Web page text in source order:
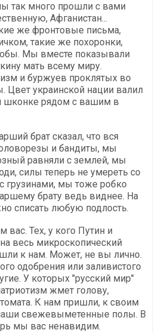
так много прошли с вами
Афганистан...
же фронтовые письма,
такие же похоронки,
Мы вместе показывали
мать всему миру.
и буржуев проклятых во
Цвет украинской нации валил
шконке рядом с вашим в
брат сказал, что вся
и бандиты, мы
равняли с землей, мы
силы теперь не умереть со
грузинами, мы тоже робко
брату ведь виднее. На
списать любую подлость.
Тех, у кого Путин и
весь микроскопический
к нам. Может, не вы лично.
одобрения или заливистого
У которых "русский мир"
жмет голову,
К нам пришли, к своим
свежевыметенные полы. В
мы вас ненавидим.